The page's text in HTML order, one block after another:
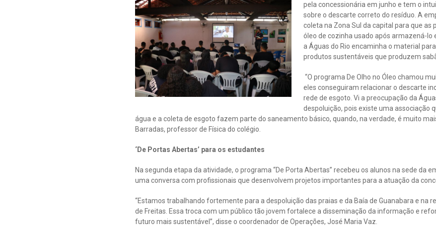
pela concessionária em junho e tem o
sobre o descarte correto do resíduo. A
coleta na Zona Sul da capital para que as
óleo de cozinha usado após armazená-lo
a Águas do Rio encaminha o material
produtos sustentáveis que produzem
“O programa De Olho no Óleo chamou
eles conseguiram relacionar o descarte
rede de esgoto. Vi a preocupação da
despoluição, pois existe uma associação
água e a coleta de esgoto fazem parte do saneamento básico, quando, na verdade, é muito
Barradas, professor de Física do colégio.
‘De Portas Abertas’ para os estudantes
Na segunda etapa da atividade, o programa “De Porta Abertas” recebeu os alunos na sede da
uma conversa com profissionais que desenvolvem projetos importantes para a atuação da
“Estamos trabalhando fortemente para a despoluição das praias e da Baía de Guanabara e na
de Freitas. Essa troca com um público tão jovem fortalece a disseminação da informação e
futuro mais sustentável”, disse o coordenador de Operações, José Maria Vaz.